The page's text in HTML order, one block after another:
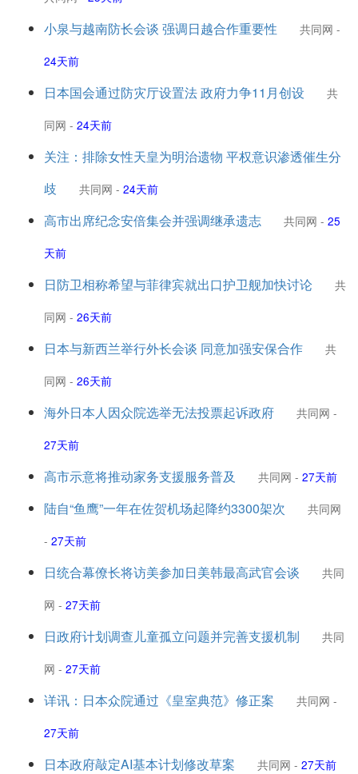
小泉与越南防长会谈 强调日越合作重要性 共同网 -
24天前
日本国会通过防灾厅设置法 政府力争11月创设
共
同网 - 24天前
关注：排除女性天皇为明治遗物 平权意识渗透催生分
歧
共同网 - 24天前
高市出席纪念安倍集会并强调继承遗志 共同网 - 25
天前
日防卫相称希望与菲律宾就出口护卫舰加快讨论
共
同网 - 26天前
日本与新西兰举行外长会谈 同意加强安保合作
共
同网 - 26天前
海外日本人因众院选举无法投票起诉政府 共同网 -
27天前
高市示意将推动家务支援服务普及 共同网 - 27天前
陆自“鱼鹰”一年在佐贺机场起降约3300架次
共同网
- 27天前
日统合幕僚长将访美参加日美韩最高武官会谈
共同
网 - 27天前
日政府计划调查儿童孤立问题并完善支援机制
共同
网 - 27天前
详讯：日本众院通过《皇室典范》修正案 共同网 -
27天前
日本政府敲定AI基本计划修改草案 共同网 - 27天前